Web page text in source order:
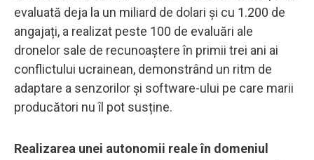
evaluată deja la un miliard de dolari și cu 1.200 de
angajați, a realizat peste 100 de evaluări ale
dronelor sale de recunoaștere în primii trei ani ai
conflictului ucrainean, demonstrând un ritm de
adaptare a senzorilor și software-ului pe care marii
producători nu îl pot susține.
Realizarea unei autonomii reale în domeniul